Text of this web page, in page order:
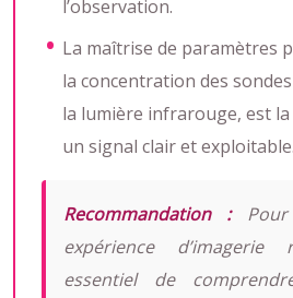
l’observation.
La maîtrise de paramètres
la concentration des
la lumière infrarouge, est
un signal clair et exploitable.
Recommandation :Pour
expérience
essentiel de